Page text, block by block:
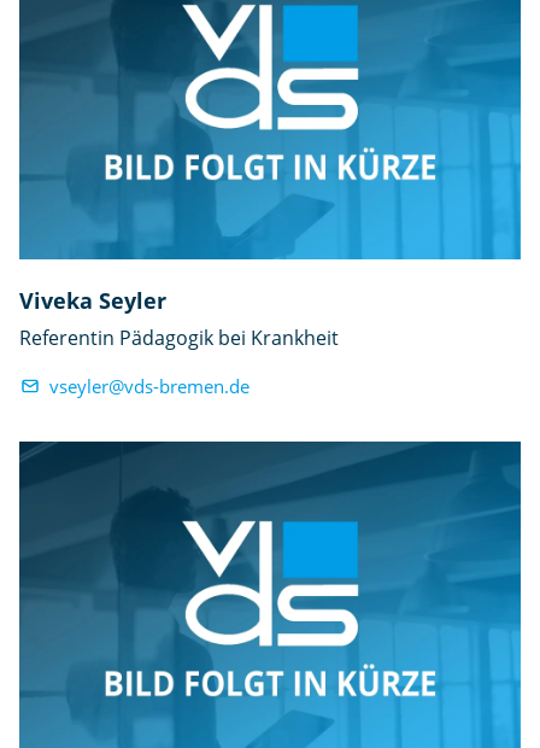
Viveka Seyler
Referentin Pädagogik bei Krankheit
vseyler@vds-bremen.de